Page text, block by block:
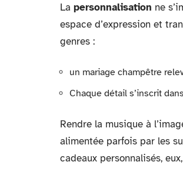
La personnalisation ne
espace d’expression et
genres :
un mariage champêtre
Chaque détail s’inscrit
Rendre la musique à
alimentée parfois par les
cadeaux personnalisés,